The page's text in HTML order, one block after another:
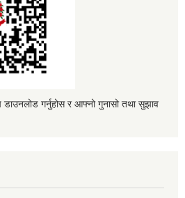
गर्नुहोस र आफ्नो गुनासो तथा सुझाव